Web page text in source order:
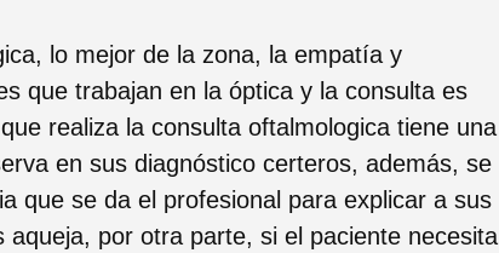
lo mejor de la zona, la empatía y
que trabajan en la óptica y la consulta es
realiza la consulta oftalmologica tiene una
en sus diagnóstico certeros, además, se
que se da el profesional para explicar a sus
aqueja, por otra parte, si el paciente necesita